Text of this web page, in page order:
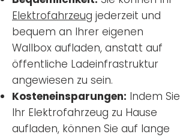
Elektrofahrzeug jederzeit und
bequem an Ihrer eigenen
Wallbox aufladen, anstatt auf
öffentliche Ladeinfrastruktur
angewiesen zu sein.
Kosteneinsparungen: Indem Sie
Ihr Elektrofahrzeug zu Hause
aufladen, können Sie auf lange